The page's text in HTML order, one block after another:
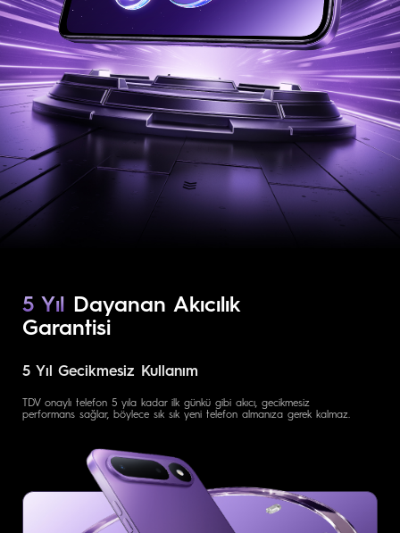
5 Yıl Dayanan Akıcılık
Garantisi
5 Yıl Gecikmesiz Kullanım
TDV onaylı telefon 5 yıla kadar ilk günkü gibi akıcı, gecikmesiz
performans sağlar, böylece sık sık yeni telefon almanıza gerek kalmaz.